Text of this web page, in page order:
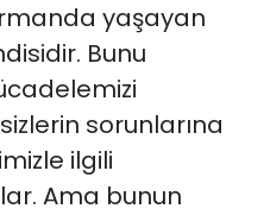
yaşayan
Bunu
sorunlarına
ilgili
Ama bunun